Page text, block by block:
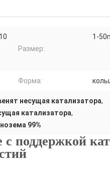
Размер:
1-
Форма:
несущая катализатора,
катализатора,
99%
поддержкой